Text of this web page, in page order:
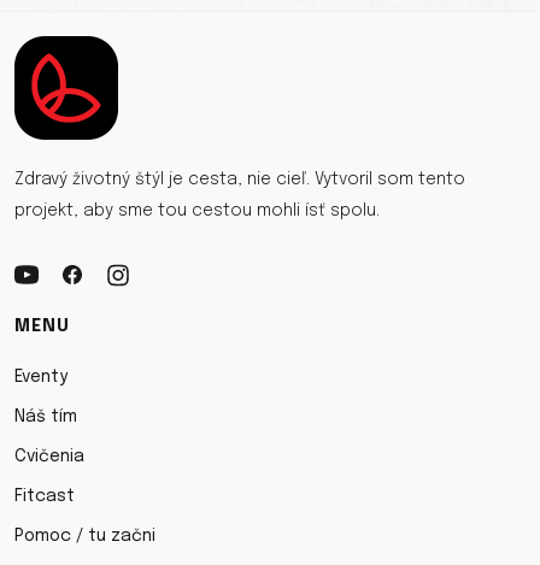
Zdravý životný štýl je cesta, nie cieľ. Vytvoril som tento
projekt, aby sme tou cestou mohli ísť spolu.
MENU
Eventy
Náš tím
Cvičenia
Fitcast
Pomoc / tu začni